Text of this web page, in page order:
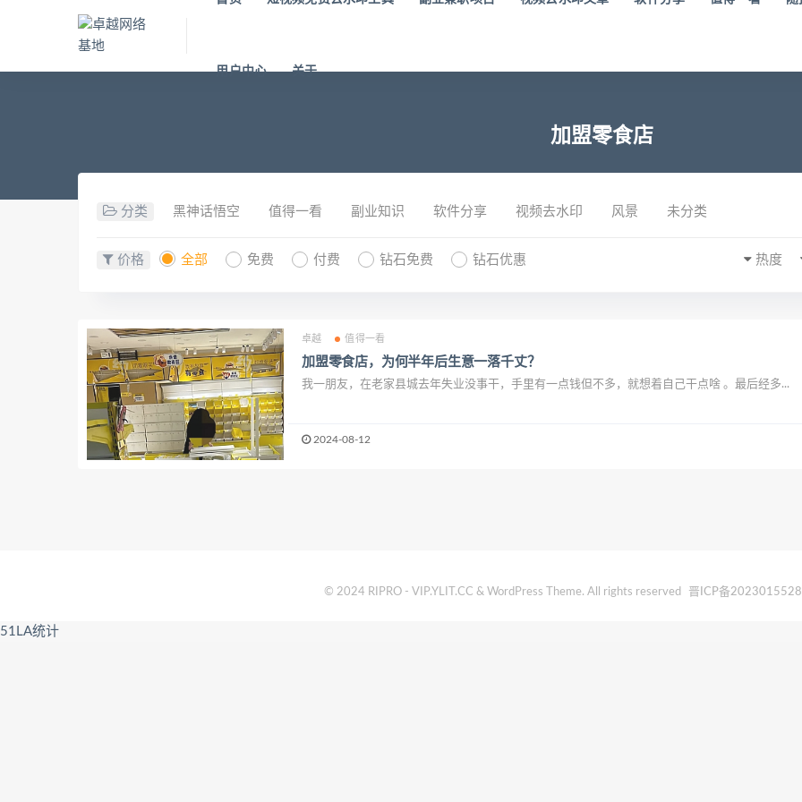
用户中心 关于
加盟零食店
分类 黑神话悟空 值得一看 副业知识 软件分享 视频去水印 风景 未分类
价格 全部 免费 付费 钻石免费 钻石优惠 热度
卓越 值得一看
加盟零食店，为何半年后生意一落千丈？
我一朋友，在老家县城去年失业没事干，手里有一点钱但不多，就想着自己干点啥 。最后经多...
2024-08-12
© 2024 RIPRO - VIP.YLIT.CC & WordPress Theme. All rights reserved 晋ICP备
51LA统计